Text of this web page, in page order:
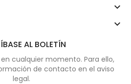


AL BOLETÍN
cualquier momento. Para ello,
de contacto en el aviso
legal.